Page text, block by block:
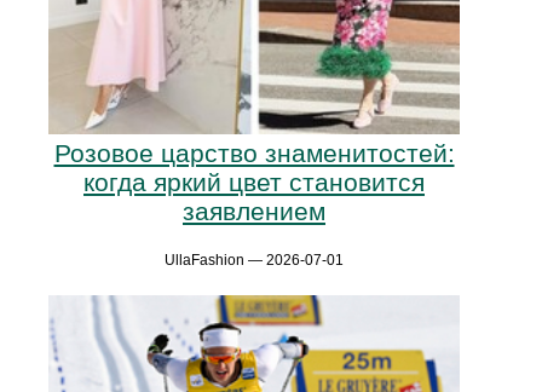
Розовое царство знаменитостей:
когда яркий цвет становится
заявлением
UllaFashion — 2026-07-01